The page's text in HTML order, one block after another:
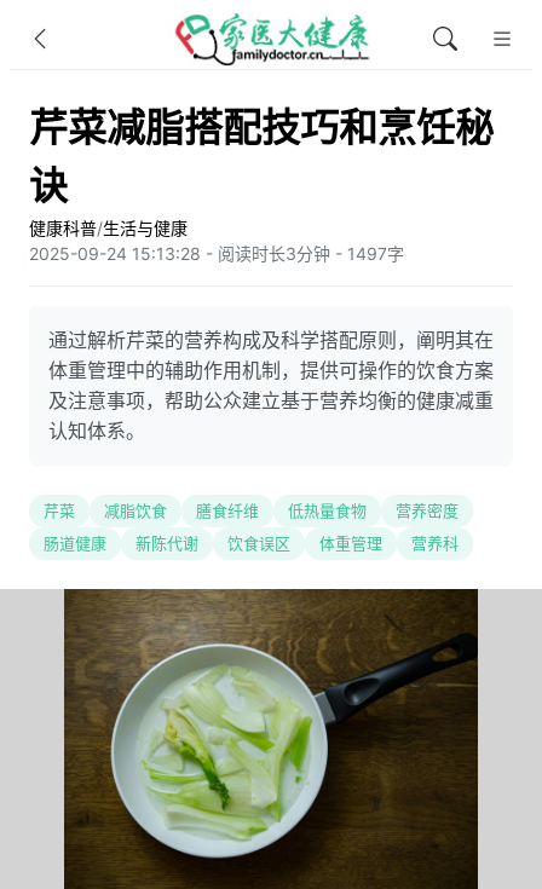
芹菜减脂搭配技巧和烹饪秘
诀
健康科普/生活与健康
2025-09-24 15:13:28 - 阅读时长3分钟 - 1497字
通过解析芹菜的营养构成及科学搭配原则，阐明其在
体重管理中的辅助作用机制，提供可操作的饮食方案
及注意事项，帮助公众建立基于营养均衡的健康减重
认知体系。
芹菜 减脂饮食 膳食纤维 低热量食物
营养密度
肠道健康
新陈代谢 饮食误区 体重管理 营养科